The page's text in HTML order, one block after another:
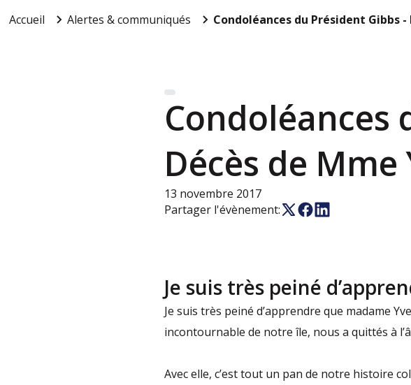
Accueil Alertes & communiqués Condoléances du Président Gibbs -
Condoléances
Décès de
13 novembre 2017
Partager l'évènement:
Je suis très peiné
Je suis très peiné d’apprendre que madame
incontournable de notre île, nous a quittés à
Avec elle, c’est tout un pan de notre histoire